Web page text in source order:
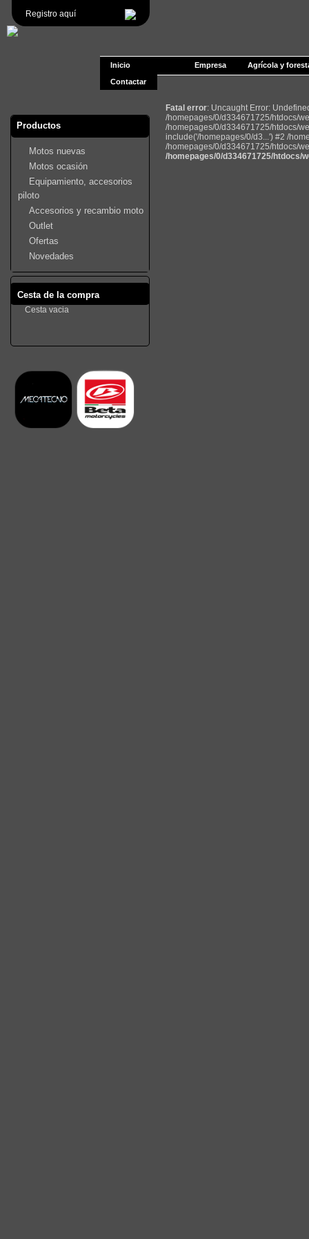
Registro aquí
Inicio Empresa
Agrícola y
Contactar
Productos
Motos nuevas
Motos ocasión
Equipamiento, accesorios
piloto
Accesorios y recambio moto
Outlet
Ofertas
Novedades
Cesta de la compra
Cesta vacia
Fatal error: Uncaught Error:
/homepages/0/d334671725/htdocs/
/homepages/0/d334671725/htdocs/
include('/homepages/0/d3...') #2 /
/homepages/0/d334671725/htdocs/
/homepages/0/d334671725/htdocs/